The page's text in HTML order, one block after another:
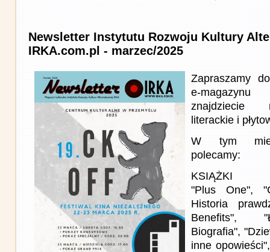
Newsletter Instytutu Rozwoju Kultury
IRKA.com.pl - marzec/2025
Zapraszamy
e-
znajdziecie
literackie i
W tym
polecamy:
KSIĄŻKI
"Plus One",
Historia
Benefits",
Biografia",
inne